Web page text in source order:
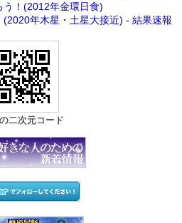
！(2012年金環日食)
年木星・土星大接近) - 結果速報
二次元コード